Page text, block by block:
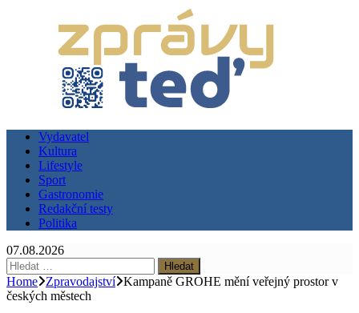
Vydavatel
Kultura
Lifestyle
Sport
Gastronomie
Redakční testy
Politika
07.08.2026
Vyhledávání
Home
Zpravodajství Kampaně GROHE mění veřejný prostor v
českých městech